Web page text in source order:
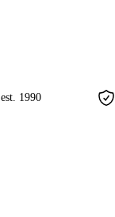
est. 1990